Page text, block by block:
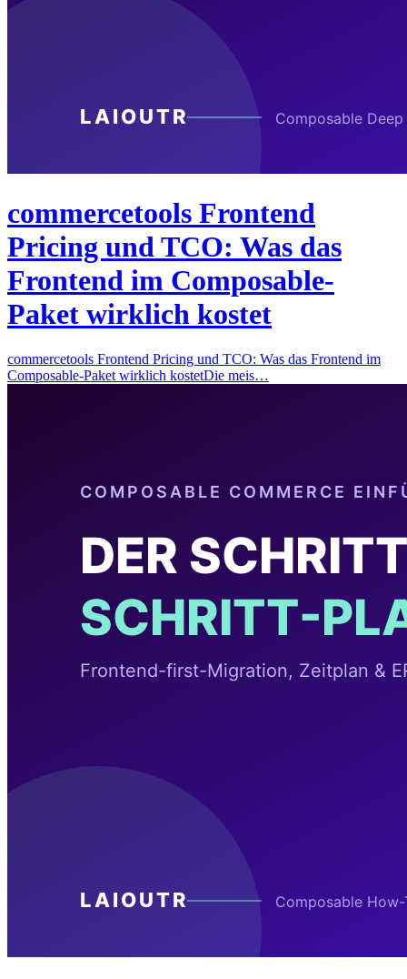
commercetools Frontend
Pricing und TCO: Was das
Frontend im Composable-
Paket wirklich kostet
commercetools Frontend Pricing und TCO: Was das Frontend im
Composable-Paket wirklich kostetDie meis…